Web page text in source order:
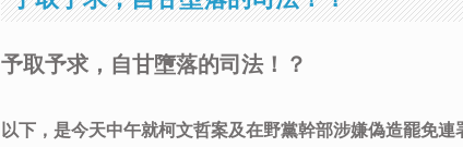
予取予求，自甘墮落的司法！？
以下，是今天中午就柯文哲案及在野黨幹部涉嫌偽造罷免